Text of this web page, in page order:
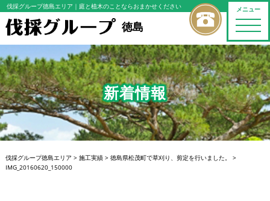
メニュー
toggle
伐採グループ徳島エリア ｜庭と植木のことならおまかせください
徳島
新着情報
伐採グループ徳島エリア > 施工実績> 徳島県松茂町で草刈り、剪定を行いました。
>
IMG_20160620_150000